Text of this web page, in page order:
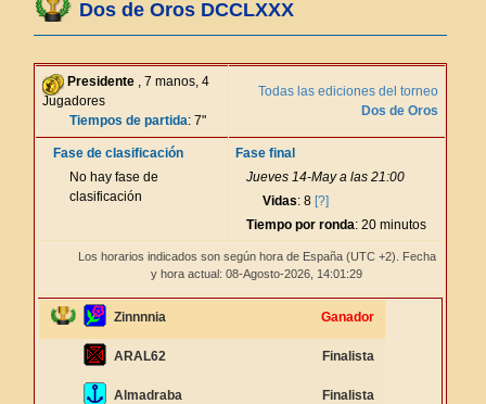
Dos de Oros DCCLXXX
Presidente , 7 manos, 4
Jugadores
Tiempos de partida: 7"
Todas las ediciones del torneo
Dos de Oros
Fase de clasificación
No hay fase de
clasificación
Fase final
Jueves 14-May a las 21:00
Vidas: 8 [?]
Tiempo por ronda: 20 minutos
Los horarios indicados son según hora de España (UTC +2). Fecha
y hora actual: 08-Agosto-2026, 14:01:29
Zinnnnia Ganador
ARAL62 Finalista
Almadraba Finalista